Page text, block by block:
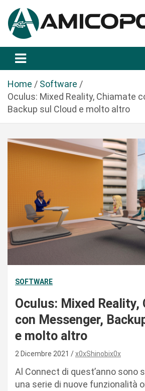
a
Amicopc.com
Home
Software
Oculus: Mixed Reality, Chiamate
Backup sul Cloud e molto altro
SOFTWARE
Oculus: Mixed Reality,
con Messenger,
e molto altro
2 Dicembre 2021 x0xShinobix0x
Al Connect di quest’anno sono
una serie di nuove funzionalità